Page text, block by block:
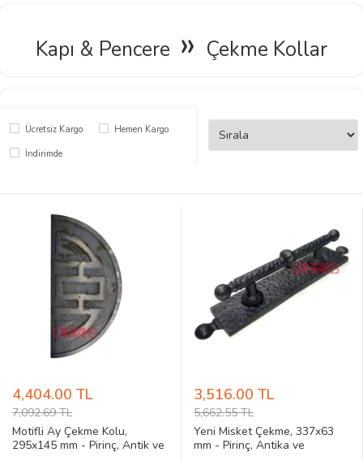
Kapı & Pencere » Çekme Kollar
Ücretsiz Kargo
Hemen Kargo
İndirimde
4,404.00 TL
7,092.69 TL
Motifli Ay Çekme Kolu,
295x145 mm - Pirinç, Antik ve
3,516.00 TL
5,662.55 TL
Yeni Misket Çekme, 337x63
mm - Pirinç, Antika ve